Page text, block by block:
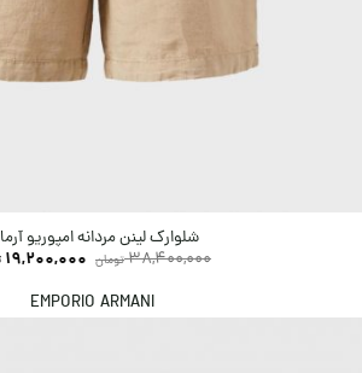
شلوارک لینن مردانه امپوریو
38,400,000 تومان 19,200,000
EMPORIO ARMANI